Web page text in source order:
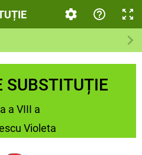
SUBSTITUȚIE
a VIII a
Violeta